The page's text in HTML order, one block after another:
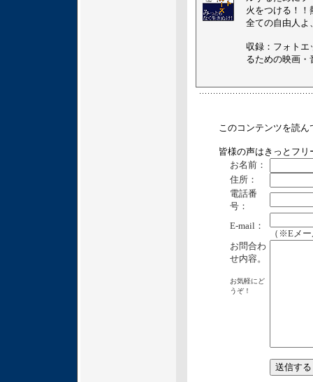
火をつける！！
全ての自由人よ
収録：フォト
るための映画・
このコンテンツを読
皆様の声はきっとフ
お名前：
住所：
電話番
号：
E-mail：
（※Eメ
お問合わ
せ内容。
お気軽にど
うぞ！